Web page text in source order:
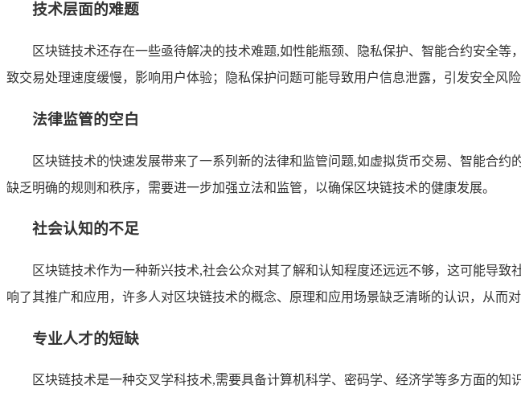
技术层面的难题
区块链技术还存在一些亟待解决的技术难题,如性能瓶颈、隐私保护、智能合约安全
致交易处理速度缓慢，影响用户体验；隐私保护问题可能导致用户信息泄露，引发安全风险
法律监管的空白
区块链技术的快速发展带来了一系列新的法律和监管问题,如虚拟货币交易、智能合
缺乏明确的规则和秩序，需要进一步加强立法和监管，以确保区块链技术的健康发展。
社会认知的不足
区块链技术作为一种新兴技术,社会公众对其了解和认知程度还远远不够，这可能导
响了其推广和应用，许多人对区块链技术的概念、原理和应用场景缺乏清晰的认识，从而对
专业人才的短缺
区块链技术是一种交叉学科技术,需要具备计算机科学、密码学、经济学等多方面的